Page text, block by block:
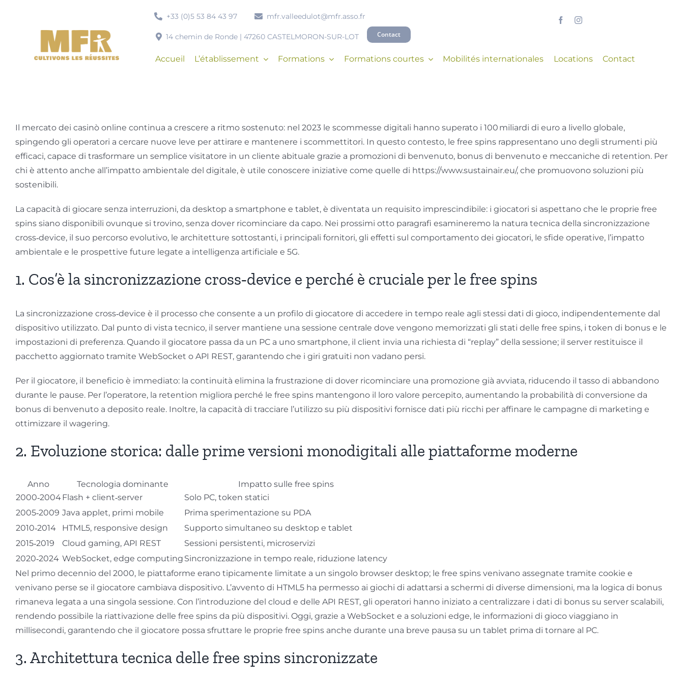
+33 (0)5 53 84 43 97 mfr.valleedulot@mfr.asso.fr
14 chemin de Ronde | 47260 CASTELMORON-SUR-LOT Contact
Accueil L’établissement Formations Formations courtes Mobilités internationales Locations Contact
Il mercato dei casinò online continua a crescere a ritmo sostenuto: nel 2023 le scommesse digitali hanno superato i 100 miliardi di euro a livello globale,
spingendo gli operatori a cercare nuove leve per attirare e mantenere i scommettitori. In questo contesto, le free spins rappresentano uno degli strumenti più
efficaci, capace di trasformare un semplice visitatore in un cliente abituale grazie a promozioni di benvenuto, bonus di benvenuto e meccaniche di retention. Per
chi è attento anche all’impatto ambientale del digitale, è utile conoscere iniziative come quelle di https://www.sustainair.eu/, che promuovono soluzioni più
sostenibili.
La capacità di giocare senza interruzioni, da desktop a smartphone e tablet, è diventata un requisito imprescindibile: i giocatori si aspettano che le proprie free
spins siano disponibili ovunque si trovino, senza dover ricominciare da capo. Nei prossimi otto paragrafi esamineremo la natura tecnica della sincronizzazione
cross‑device, il suo percorso evolutivo, le architetture sottostanti, i principali fornitori, gli effetti sul comportamento dei giocatori, le sfide operative, l’impatto
ambientale e le prospettive future legate a intelligenza artificiale e 5G.
1. Cos’è la sincronizzazione cross‑device e perché è cruciale per le free spins
La sincronizzazione cross‑device è il processo che consente a un profilo di giocatore di accedere in tempo reale agli stessi dati di gioco, indipendentemente dal
dispositivo utilizzato. Dal punto di vista tecnico, il server mantiene una sessione centrale dove vengono memorizzati gli stati delle free spins, i token di bonus e le
impostazioni di preferenza. Quando il giocatore passa da un PC a uno smartphone, il client invia una richiesta di “replay” della sessione; il server restituisce il
pacchetto aggiornato tramite WebSocket o API REST, garantendo che i giri gratuiti non vadano persi.
Per il giocatore, il beneficio è immediato: la continuità elimina la frustrazione di dover ricominciare una promozione già avviata, riducendo il tasso di abbandono
durante le pause. Per l’operatore, la retention migliora perché le free spins mantengono il loro valore percepito, aumentando la probabilità di conversione da
bonus di benvenuto a deposito reale. Inoltre, la capacità di tracciare l’utilizzo su più dispositivi fornisce dati più ricchi per affinare le campagne di marketing e
ottimizzare il wagering.
2. Evoluzione storica: dalle prime versioni monodigitali alle piattaforme moderne
Anno Tecnologia dominante
Impatto sulle free spins
2000‑2004Flash + client‑server
Solo PC, token statici
2005‑2009 Java applet, primi mobile
Prima sperimentazione su PDA
2010‑2014
HTML5, responsive design
Supporto simultaneo su desktop e tablet
2015‑2019
Cloud gaming, API REST
Sessioni persistenti, microservizi
2020‑2024 WebSocket, edge computing Sincronizzazione in tempo reale, riduzione latency
Nel primo decennio del 2000, le piattaforme erano tipicamente limitate a un singolo browser desktop; le free spins venivano assegnate tramite cookie e
venivano perse se il giocatore cambiava dispositivo. L’avvento di HTML5 ha permesso ai giochi di adattarsi a schermi di diverse dimensioni, ma la logica di bonus
rimaneva legata a una singola sessione. Con l’introduzione del cloud e delle API REST, gli operatori hanno iniziato a centralizzare i dati di bonus su server scalabili,
rendendo possibile la riattivazione delle free spins da più dispositivi. Oggi, grazie a WebSocket e a soluzioni edge, le informazioni di gioco viaggiano in
millisecondi, garantendo che il giocatore possa sfruttare le proprie free spins anche durante una breve pausa su un tablet prima di tornare al PC.
3. Architettura tecnica delle free spins sincronizzate